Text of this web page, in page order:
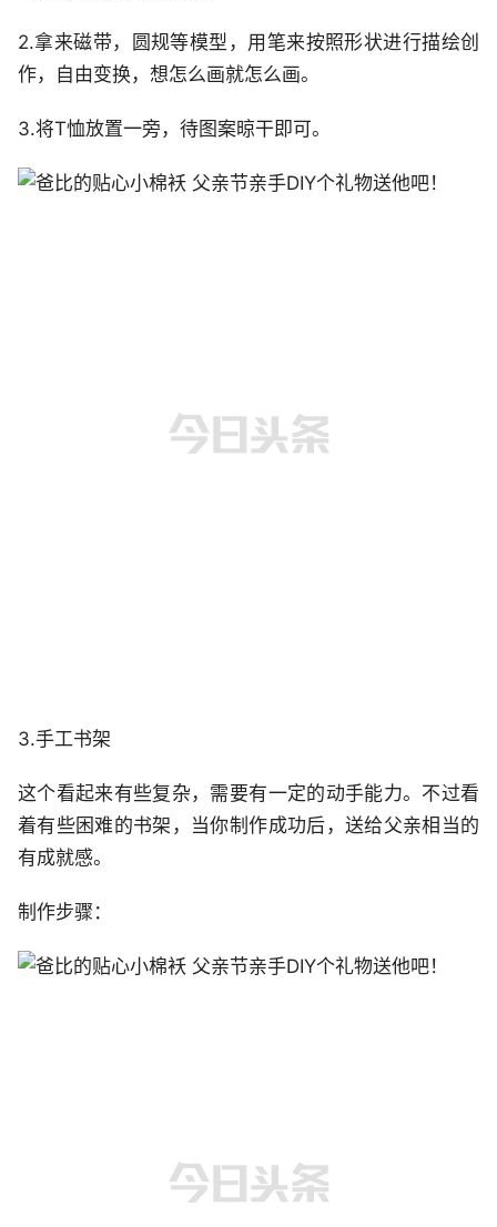
2.拿来磁带，圆规等模型，用笔来按照形状进行描绘创
作，自由变换，想怎么画就怎么画。
3.将T恤放置一旁，待图案晾干即可。
3.手工书架
这个看起来有些复杂，需要有一定的动手能力。不过看
着有些困难的书架，当你制作成功后，送给父亲相当的
有成就感。
制作步骤：